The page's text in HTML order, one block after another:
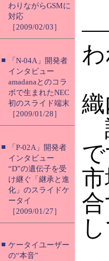
わりながらGSMに
対応
［2009/02/03］
■
「N-04A」開発者
インタビュー
amadanaとのコラ
ボで生まれたNEC
初のスライド端末
［2009/01/28］
■
「P-02A」開発者
インタビュー
“D”の遺伝子を受
け継ぐ「継承と進
化」のスライドケ
ータイ
［2009/01/27］
■ ケータイユーザー
の“本音”